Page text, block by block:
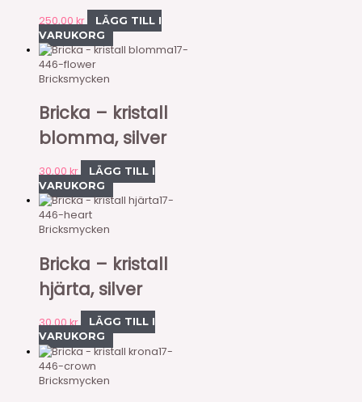
250,00 kr
LÄGG TILL I
VARUKORG
17-
446-flower
Bricksmycken
Bricka – kristall
blomma, silver
30,00 kr
LÄGG TILL I
VARUKORG
17-
446-heart
Bricksmycken
Bricka – kristall
hjärta, silver
30,00kr
LÄGG TILL I
VARUKORG
17-
446-crown
Bricksmycken